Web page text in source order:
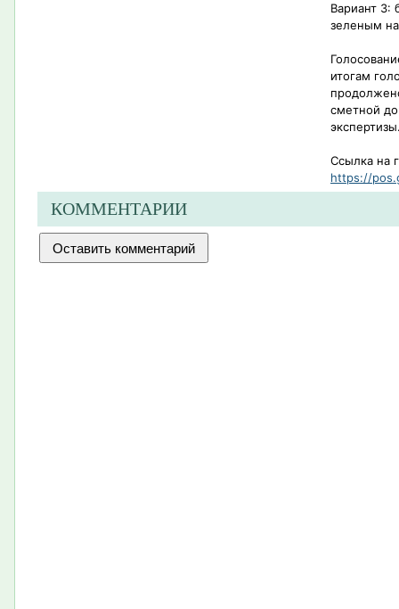
Вариант 3:
зеленым
итогам
сметной
Ссылка на
https://
КОММЕНТАРИИ